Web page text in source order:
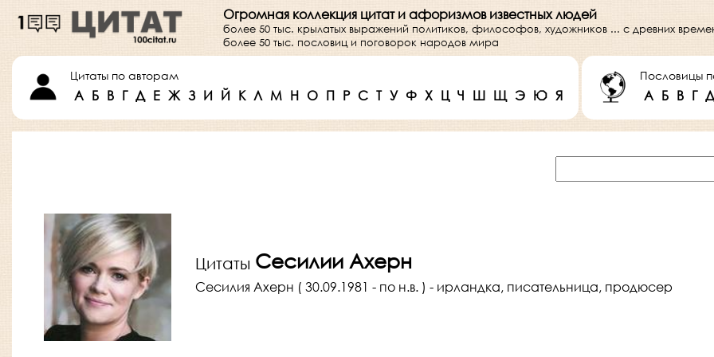
Огромная коллекция цитат и афоризмов известных людей
более 50 тыс. крылатых выражений политиков, философов, художников ... с древних
более 50 тыс. пословиц и поговорок народов мира
Цитаты по авторам
А Б В Г Д Е Ж З И Й К Л М Н О П Р С Т У Ф Х Ц Ч Ш Щ Э Ю Я
Пословицы
А Б В Г Д
Цитаты Сесилии Ахерн
Сесилия Ахерн ( 30.09.1981 - по н.в. ) - ирландка, писательница, продюсер